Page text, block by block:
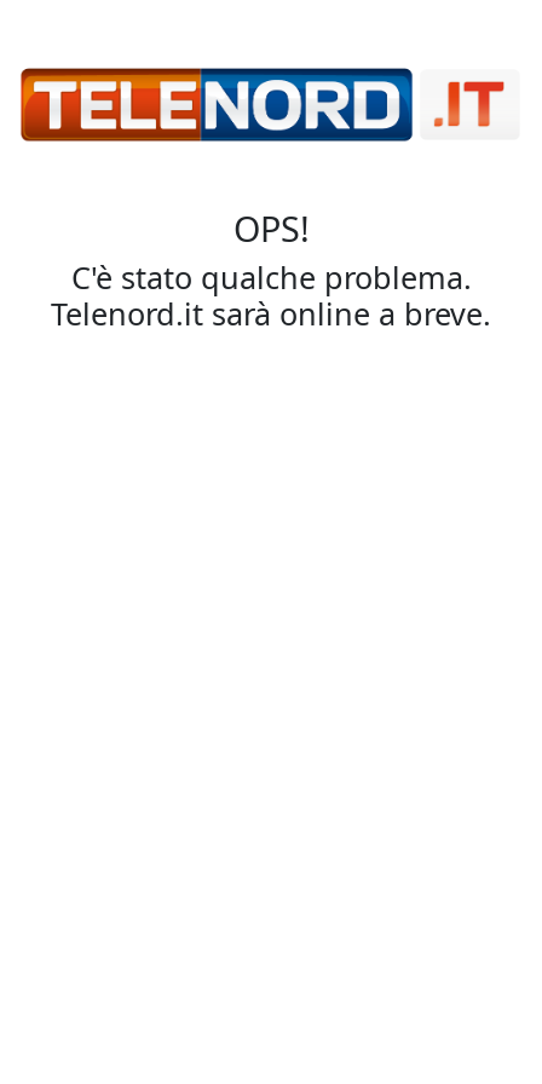
OPS!
C'è stato qualche problema.
Telenord.it sarà online a breve.